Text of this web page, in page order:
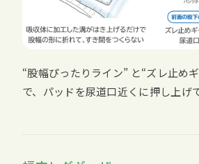
“股幅ぴったりライン” と“ズレ止め
で、パッドを尿道口近くに押し上げ